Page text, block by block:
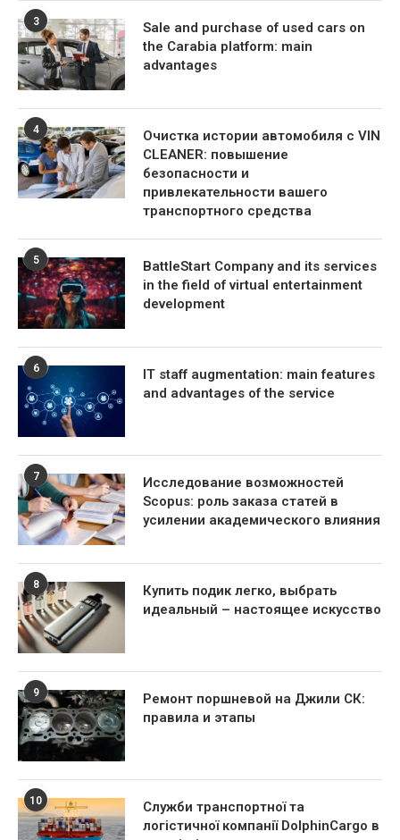
3
Sale and purchase of used cars on
the Carabia platform: main
advantages
4
Очистка истории автомобиля с VIN
CLEANER: повышение
безопасности и
привлекательности вашего
транспортного средства
5
BattleStart Company and its services
in the field of virtual entertainment
development
6
IT staff augmentation: main features
and advantages of the service
7
Исследование возможностей
Scopus: роль заказа статей в
усилении академического влияния
8
Купить подик легко, выбрать
идеальный – настоящее искусство
9
Ремонт поршневой на Джили СК:
правила и этапы
10
Служби транспортної та
логістичної компанії DolphinCargo в